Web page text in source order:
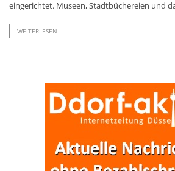
eingerichtet. Museen, Stadtbüchereien und
WEITERLESEN